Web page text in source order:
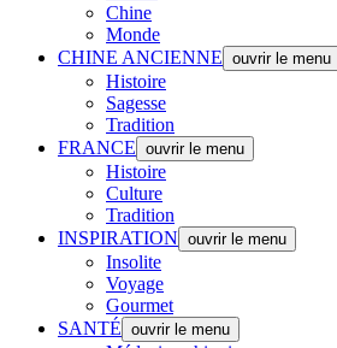
Chine
Monde
CHINE ANCIENNE ouvrir le menu
Histoire
Sagesse
Tradition
FRANCE ouvrir le menu
Histoire
Culture
Tradition
INSPIRATION ouvrir le menu
Insolite
Voyage
Gourmet
SANTÉ ouvrir le menu